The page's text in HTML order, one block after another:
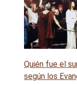
Quién fue el
según los